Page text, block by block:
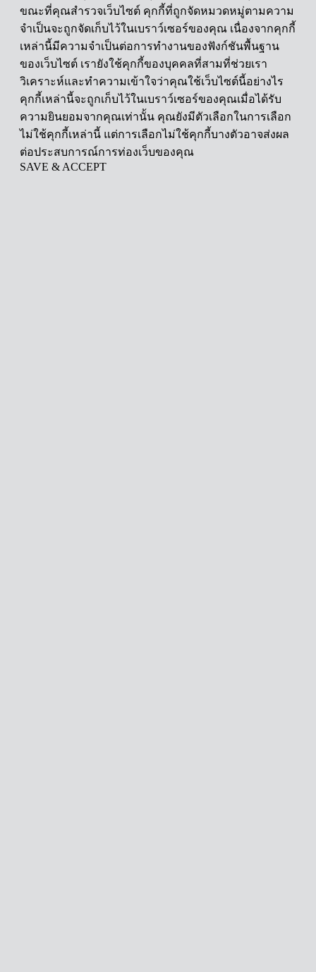
ขณะที่คุณสำรวจเว็บไซต์ คุกกี้ที่ถูกจัดหมวดหมู่ตามความ
จำเป็นจะถูกจัดเก็บไว้ในเบราว์เซอร์ของคุณ เนื่องจากคุกกี้
เหล่านี้มีความจำเป็นต่อการทำงานของฟังก์ชันพื้นฐาน
ของเว็บไซต์ เรายังใช้คุกกี้ของบุคคลที่สามที่ช่วยเรา
วิเคราะห์และทำความเข้าใจว่าคุณใช้เว็บไซต์นี้อย่างไร
คุกกี้เหล่านี้จะถูกเก็บไว้ในเบราว์เซอร์ของคุณเมื่อได้รับ
ความยินยอมจากคุณเท่านั้น คุณยังมีตัวเลือกในการเลือก
ไม่ใช้คุกกี้เหล่านี้ แต่การเลือกไม่ใช้คุกกี้บางตัวอาจส่งผล
ต่อประสบการณ์การท่องเว็บของคุณ
SAVE & ACCEPT